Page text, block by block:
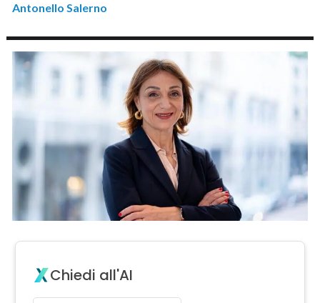
Antonello Salerno
Chiedi all'AI